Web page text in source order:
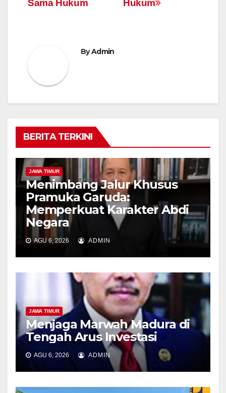
Hukum
Sama Hukum
ByAdmin
BERITA TERKINI
JAWA TIMUR
Menimbang Jalur Khusus
Pramuka Garuda:
Memperkuat Karakter Abdi
Negara
AGU 6, 2026 ADMIN
JAWA TIMUR
Menjaga Marwah Madura di
Tengah Arus Investasi
AGU 6, 2026 ADMIN